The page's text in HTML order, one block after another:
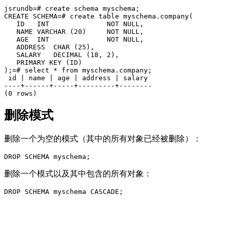
jsrundb=# create schema myschema;
CREATE SCHEMA=# create table myschema.company(
   ID   INT              NOT NULL,
   NAME VARCHAR (20)     NOT NULL,
   AGE  INT              NOT NULL,
   ADDRESS  CHAR (25),
   SALARY   DECIMAL (18, 2),
   PRIMARY KEY (ID)
);=# select * from myschema.company;
id | name | age | address | salary
----+------+-----+---------+--------
删除模式
删除一个为空的模式（其中的所有对象已经被删除）：
删除一个模式以及其中包含的所有对象：